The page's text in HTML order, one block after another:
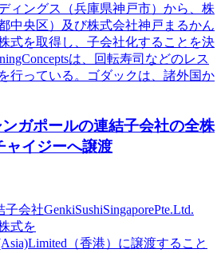
ィングス（兵庫県神戸市）から、株
中央区）及び株式会社神戸まるかん
式を取得し、子会社化することを決
は、回転寿司などのレス
行っている。ゴダックは、諸外国か
ガポールの連結子会社の全株
ャイジーへ譲渡
会社GenkiSushiSingaporePte.Ltd.
式を
（香港）に譲渡すること